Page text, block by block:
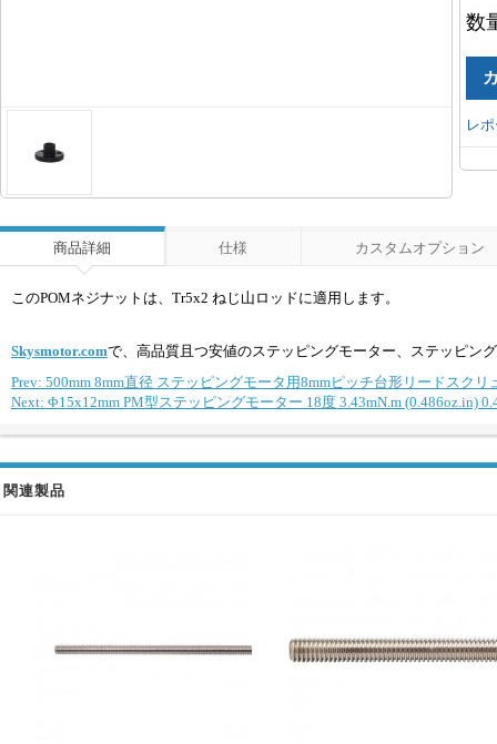
数
レ
商品詳細 仕様 カスタムオプション
このPOMネジナットは、Tr5x2 ねじ山ロッドに適用します。
Skysmotor.comで、高品質且つ安値のステッピングモーター、ステッピン
Prev: 500mm 8mm直径 ステッピングモータ用8mmピッチ台形リードスクリ
Next: Φ15x12mm PM型ステッピングモーター 18度 3.43mN.m (0.486oz.in)
関連製品